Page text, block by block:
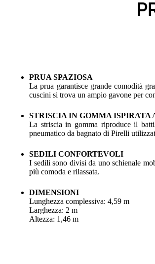
PRUA SPAZIOSA
La prua garantisce grande comodità
cuscini si trova un ampio gavone per
STRISCIA IN GOMMA
La striscia in gomma riproduce il
pneumatico da bagnato di Pirelli
SEDILI CONFORTEVOLI
I sedili sono divisi da uno schienale
più comoda e rilassata.
DIMENSIONI
Lunghezza complessiva: 4,59 m
Larghezza: 2 m
Altezza: 1,46 m